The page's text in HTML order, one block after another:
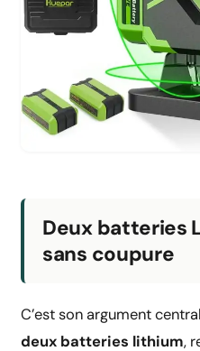
Deux batteries
sans coupure
C’est son argument
deux batteries lithium,